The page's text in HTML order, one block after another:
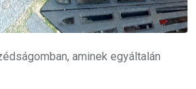
aminek egyáltalán